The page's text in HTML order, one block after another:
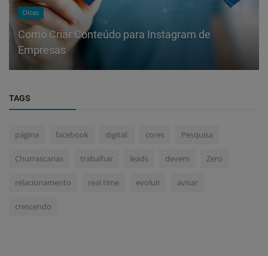
Dicas
Como Criar Conteúdo para Instagram de
Empresas
TAGS
página facebook digital: cores Pesquisa
Churrascarias trabalhar leads devem Zero
relacionamento real time evoluir avisar
crescendo